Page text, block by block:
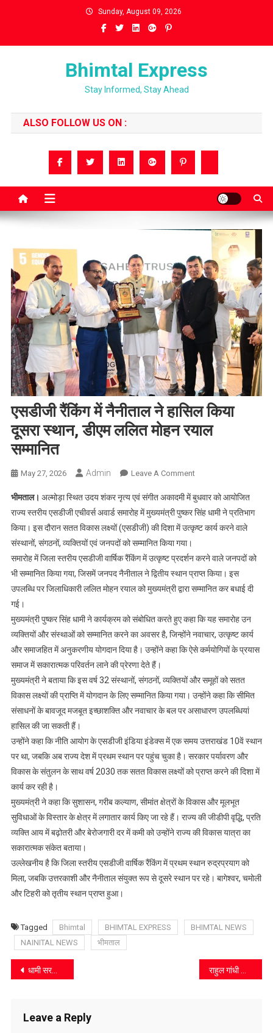
Sunday, August 09, 2026
Bhimtal Express
Stay Informed, Stay Ahead
ALSO FOLLOW US ON :
एसडीजी रैंकिंग में नैनीताल ने हासिल किया
दूसरा स्थान, डीएम ललित मोहन रयाल
सम्मानित
May 27, 2026 Admin Leave A CommentOn
रैंकिंग
में
नैनीताल
हासिल
किया
दूसरा
डीएम
रयाल
भीमताल। अल्मोड़ा स्थित उदय शंकर नृत्य एवं संगीत अकादमी में बुधवार को आयोजित
राज्य स्तरीय एसडीजी एचीवर्स अवार्ड समारोह में मुख्यमंत्री पुष्कर सिंह धामी ने प्रतिभाग
किया। इस दौरान सतत विकास लक्ष्यों (एसडीजी) की दिशा में उत्कृष्ट कार्य करने वाले
संस्थानों, संगठनों, व्यक्तियों एवं जनपदों को सम्मानित किया गया।
समारोह में जिला स्तरीय एसडीजी वार्षिक रैंकिंग में उत्कृष्ट प्रदर्शन करने वाले जनपदों को
भी सम्मानित किया गया, जिसमें जनपद नैनीताल ने द्वितीय स्थान प्राप्त किया। इस
उपलब्धि पर जिलाधिकारी ललित मोहन रयाल को मुख्यमंत्री द्वारा सम्मानित कर बधाई दी
गई।
मुख्यमंत्री पुष्कर सिंह धामी ने कार्यक्रम को संबोधित करते हुए कहा कि यह समारोह उन
व्यक्तियों और संस्थाओं को सम्मानित करने का अवसर है, जिन्होंने नवाचार, उत्कृष्ट कार्य
और समाजहित में अनुकरणीय योगदान दिया है। उन्होंने कहा कि ऐसे कर्मयोगियों के प्रयास
समाज में सकारात्मक परिवर्तन लाने की प्रेरणा देते हैं।
मुख्यमंत्री ने बताया कि इस वर्ष 32 संस्थानों, संगठनों, व्यक्तियों और समूहों को सतत
विकास लक्ष्यों की प्राप्ति में योगदान के लिए सम्मानित किया गया। उन्होंने कहा कि सीमित
संसाधनों के बावजूद मजबूत इच्छाशक्ति और नवाचार के बल पर असाधारण उपलब्धियां
हासिल की जा सकती हैं।
उन्होंने कहा कि नीति आयोग के एसडीजी इंडिया इंडेक्स में एक समय उत्तराखंड 10वें स्थान
पर था, जबकि अब राज्य देश में प्रथम स्थान पर पहुंच चुका है। सरकार पर्यावरण और
विकास के संतुलन के साथ वर्ष 2030 तक सतत विकास लक्ष्यों को प्राप्त करने की दिशा में
कार्य कर रही है।
मुख्यमंत्री ने कहा कि सुशासन, गरीब कल्याण, सीमांत क्षेत्रों के विकास और मूलभूत
सुविधाओं के विस्तार के क्षेत्र में लगातार कार्य किए जा रहे हैं। राज्य की जीडीपी वृद्धि, प्रति
व्यक्ति आय में बढ़ोतरी और बेरोजगारी दर में कमी को उन्होंने राज्य की विकास यात्रा का
सकारात्मक संकेत बताया।
उल्लेखनीय है कि जिला स्तरीय एसडीजी वार्षिक रैंकिंग में प्रथम स्थान रुद्रप्रयाग को
मिला, जबकि उत्तरकाशी और नैनीताल संयुक्त रूप से दूसरे स्थान पर रहे। बागेश्वर, चमोली
और टिहरी को तृतीय स्थान प्राप्त हुआ।
Tagged Bhimtal BHIMTAL EXPRESS
BHIMTAL NEWS
NAINITAL NEWS
भीमताल
Post
धामी सरकार की योजना से बदली जिंदगी, कोटाबाग की भावना देवी बनीं आत्मनिर्भरता की मिसाल राहुल गांधी की अल्मोड़ा जनसभा को सफल बनाने में जुटी कांग्रेस, ओखलकांडा में किया जनसंपर्क
Leave a Reply